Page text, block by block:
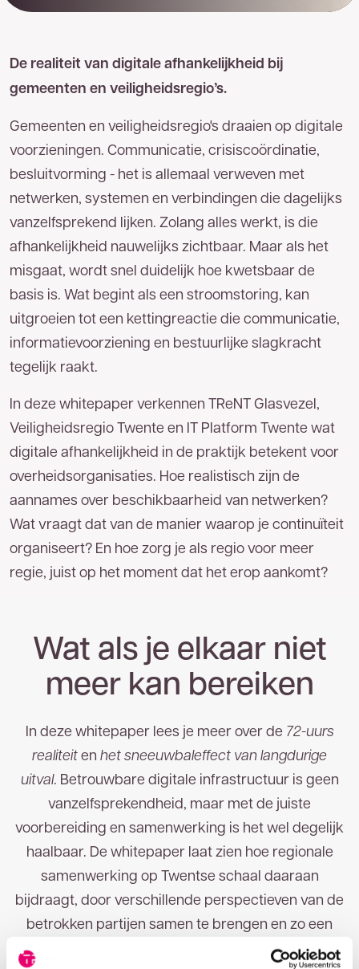
De realiteit van digitale afhankelijkheid bij
gemeenten en veiligheidsregio’s.
Gemeenten en veiligheidsregio's draaien op digitale
voorzieningen. Communicatie, crisiscoördinatie,
besluitvorming - het is allemaal verweven met
netwerken, systemen en verbindingen die dagelijks
vanzelfsprekend lijken. Zolang alles werkt, is die
afhankelijkheid nauwelijks zichtbaar. Maar als het
misgaat, wordt snel duidelijk hoe kwetsbaar de
basis is. Wat begint als een stroomstoring, kan
uitgroeien tot een kettingreactie die communicatie,
informatievoorziening en bestuurlijke slagkracht
tegelijk raakt.
In deze whitepaper verkennen TReNT Glasvezel,
Veiligheidsregio Twente en IT Platform Twente wat
digitale afhankelijkheid in de praktijk betekent voor
overheidsorganisaties. Hoe realistisch zijn de
aannames over beschikbaarheid van netwerken?
Wat vraagt dat van de manier waarop je continuïteit
organiseert? En hoe zorg je als regio voor meer
regie, juist op het moment dat het erop aankomt?
Wat als je elkaar niet
meer kan bereiken
In deze whitepaper lees je meer over de 72-uurs
realiteiten het sneeuwbaleffect van langdurige
uitval. Betrouwbare digitale infrastructuur is geen
vanzelfsprekendheid, maar met de juiste
voorbereiding en samenwerking is het wel degelijk
haalbaar. De whitepaper laat zien hoe regionale
samenwerking op Twentse schaal daaraan
bijdraagt, door verschillende perspectieven van de
betrokken partijen samen te brengen en zo een
frisse kijk te bieden op deze aanpak.
Goednieuws!
U bent een stap dichter bij het
betrouwbare glasvezelnetwerk van
Op uw locatie(s) is zakelijk glasvezel
van TReNT beschikbaar. Vul hieronder uw
gegevens in en wij nemen zo spoedig mogelijk
contact met u op. U kunt ons ook direct bereiken
via053 - 711 41 00.
Voor- en achternaam
Bedrijfsnaam
spoedig mogelijk een reactie.